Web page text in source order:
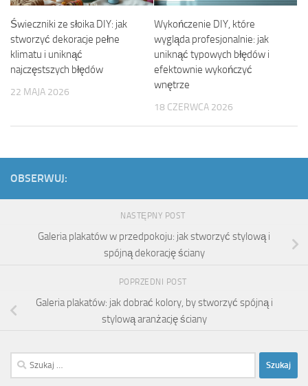
Świeczniki ze słoika DIY: jak
stworzyć dekoracje pełne
klimatu i uniknąć
najczęstszych błędów
22 MAJA 2026
Wykończenie DIY, które
wygląda profesjonalnie: jak
uniknąć typowych błędów i
efektownie wykończyć
wnętrze
18 CZERWCA 2026
OBSERWUJ:
NASTĘPNY POST
Galeria plakatów w przedpokoju: jak stworzyć stylową i
spójną dekorację ściany
POPRZEDNI POST
Galeria plakatów: jak dobrać kolory, by stworzyć spójną i
stylową aranżację ściany
Szukaj: